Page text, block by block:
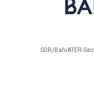
SDR/BahiATER-